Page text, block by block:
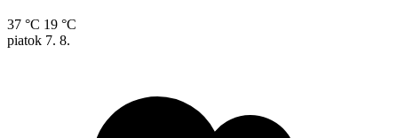
37 °C 19 °C
piatok 7. 8.